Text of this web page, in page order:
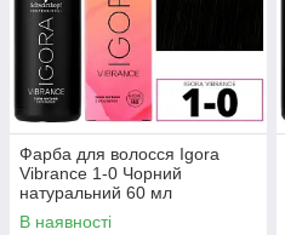
Фарба для волосся Igora
Vibrance 1-0 Чорний
натуральний 60 мл
В наявності